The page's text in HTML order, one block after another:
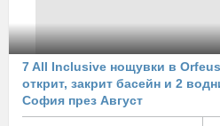
7 All Inclusive нощувки в
открит, закрит басейн и 2
София през Август